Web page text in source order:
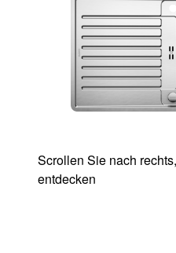
Scrollen Sie nach
entdecken